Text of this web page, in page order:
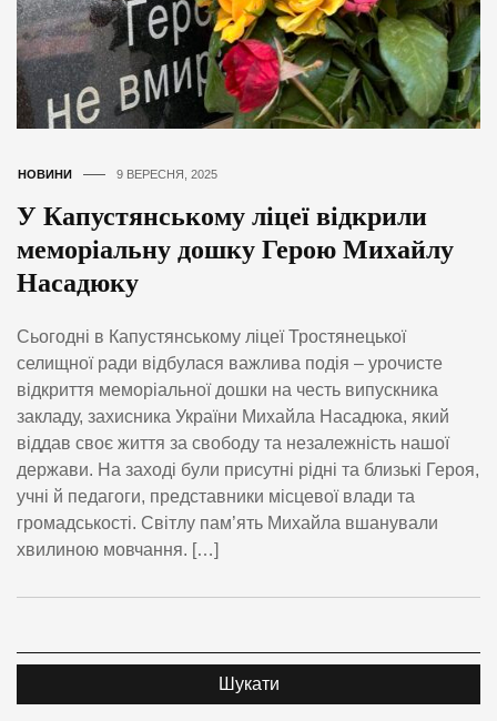
НОВИНИ 9 ВЕРЕСНЯ, 2025
У Капустянському ліцеї відкрили
меморіальну дошку Герою Михайлу
Насадюку
Сьогодні в Капустянському ліцеї Тростянецької
селищної ради відбулася важлива подія – урочисте
відкриття меморіальної дошки на честь випускника
закладу, захисника України Михайла Насадюка, який
віддав своє життя за свободу та незалежність нашої
держави. На заході були присутні рідні та близькі Героя,
учні й педагоги, представники місцевої влади та
громадськості. Світлу пам’ять Михайла вшанували
хвилиною мовчання. […]